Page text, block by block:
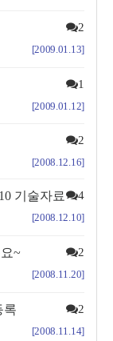
2
[2009.01.13]
1
[2009.01.12]
2
[2008.12.16]
기술자료 4
[2008.12.10]
~ 2
[2008.11.20]
록 2
[2008.11.14]